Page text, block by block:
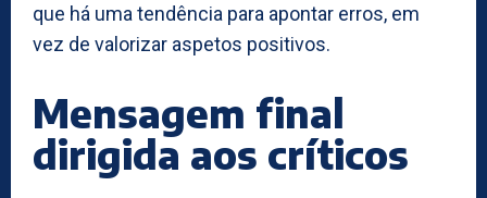
que há uma tendência para apontar erros, em
vez de valorizar aspetos positivos.
Mensagem final
dirigida aos críticos